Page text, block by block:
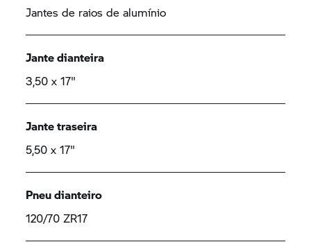
Jantes de raios de alumínio
Jante dianteira
3,50 x 17"
Jante traseira
5,50 x 17"
Pneu dianteiro
120/70 ZR17